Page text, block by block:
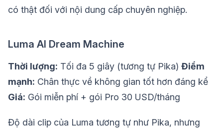
có thật đối với nội dung cấp chuyên nghiệp.
Luma AI Dream Machine
Thời lượng: Tối đa 5 giây (tương tự Pika) Điểm
mạnh: Chân thực về không gian tốt hơn đáng kể
Giá: Gói miễn phí + gói Pro 30 USD/tháng
Độ dài clip của Luma tương tự như Pika, nhưng